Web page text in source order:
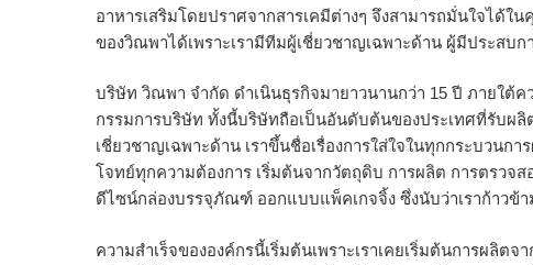
อาหารเสริมโดยปราศจากสารเคมีต่างๆ จึงสามารถมั่นใจไ
ของวิณพาได้เพราะเรามีทีมผู้เชี่ยวชาญเฉพาะด้าน ผู้มีประสบ
บริษัท วิณพา จำกัด ดำเนินธุรกิจมายาวนานกว่า 15 ปี ภายใ
กรรมการบริษัท ทั้งนี้บริษัทถือเป็นอันดับต้นของประเทศที่รับผ
เชี่ยวชาญเฉพาะด้าน เราขึ้นชื่อเรื่องการใส่ใจในทุกกระบว
โจทย์ทุกความต้องการ เริ่มต้นจากวัตถุดิบ การผลิต การตรวจ
ดีไซน์กล่องบรรจุภัณฑ์ ออกแบบแพ็คเกจจิ้ง ซึ่งนับว่าเราก้าวข้
ความสำเร็จขององค์กรนี้เริ่มต้นเพราะเราเคยเริ่มต้นการผลิ